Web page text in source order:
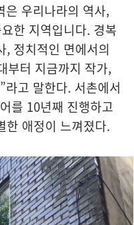
은 우리나라의 역사,
한 지역입니다. 경복
, 정치적인 면에서의
부터 지금까지 작가,
고 말한다. 서촌에서
를 10년째 진행하고
한 애정이 느껴졌다.